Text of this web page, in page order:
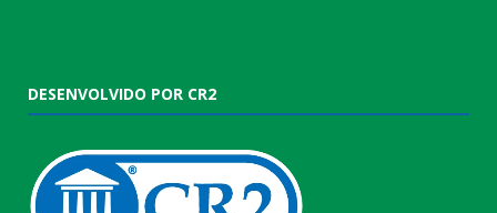
DESENVOLVIDO POR CR2